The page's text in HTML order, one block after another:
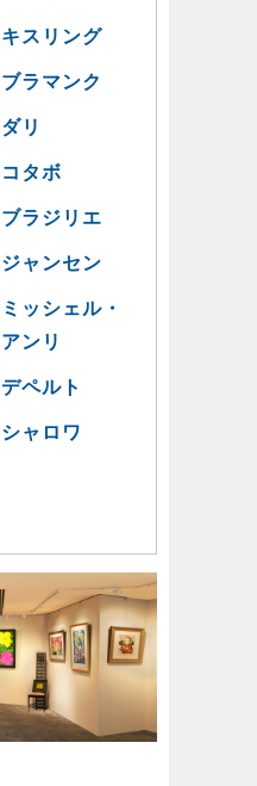
キスリング
ブラマンク
ダリ
コタボ
ブラジリエ
ジャンセン
ミッシェル・
アンリ
デペルト
シャロワ